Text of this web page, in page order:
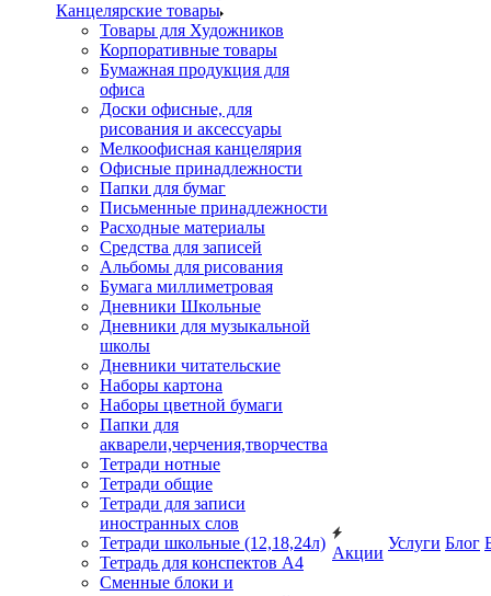
Канцелярские товары
Товары для Художников
Корпоративные товары
Бумажная продукция для
офиса
Доски офисные, для
рисования и аксессуары
Мелкоофисная канцелярия
Офисные принадлежности
Папки для бумаг
Письменные принадлежности
Расходные материалы
Средства для записей
Альбомы для рисования
Бумага миллиметровая
Дневники Школьные
Дневники для музыкальной
школы
Дневники читательские
Наборы картона
Наборы цветной бумаги
Папки для
акварели,черчения,творчества
Тетради нотные
Тетради общие
Тетради для записи
иностранных слов
Тетради школьные (12,18,24л)
Тетрадь для конспектов А4
Сменные блоки и
Акции
Услуги Блог